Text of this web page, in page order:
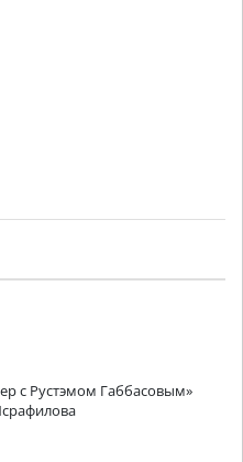
с Рустэмом Габбасовым»